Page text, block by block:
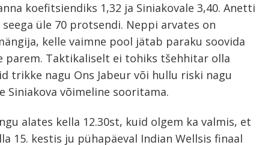
koefitsiendiks 1,32 ja Siniakovale 3,40. Anetti
üle 70 protsendi. Neppi arvates on
kelle vaimne pool jätab paraku soovida
parem. Taktikaliselt ei tohiks tšehhitar olla
trikke nagu Ons Jabeur või hullu riski nagu
Siniakova võimeline sooritama.
alates kella 12.30st, kuid olgem ka valmis, et
15. kestis ju pühapäeval Indian Wellsis finaal